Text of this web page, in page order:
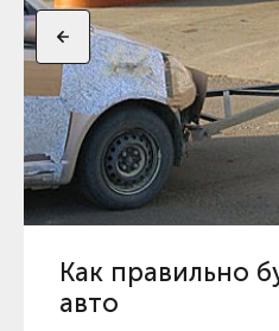
Как правильно
авто